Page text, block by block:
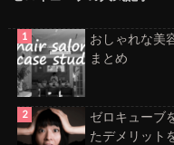
おしゃれな美
まとめ
ゼロキューブ
たデメリット